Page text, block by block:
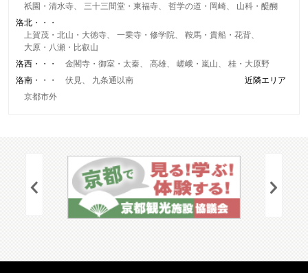
祇園・清水寺
三十三間堂・東福寺 哲学の道・岡崎
山科・醍醐
洛北
上賀茂・北山・大徳寺
一乗寺・修学院
鞍馬・貴船・花背
大原・八瀬・比叡山
洛西
金閣寺・御室・太秦 高雄 嵯峨・嵐山
桂・大原野
洛南
伏見 九条通以南
近隣エリア
京都市外